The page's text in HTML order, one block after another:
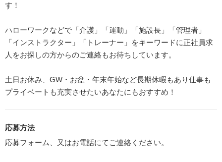
す！
ハローワークなどで「介護」「運動」「施設長」「管理者」
「インストラクター」「トレーナー」をキーワードに正社員求
人をお探しの方からのご連絡もお待ちしています。
土日お休み、GW・お盆・年末年始など長期休暇もあり仕事も
プライベートも充実させたいあなたにもおすすめ！
応募方法
応募フォーム、又はお電話にてご連絡ください。